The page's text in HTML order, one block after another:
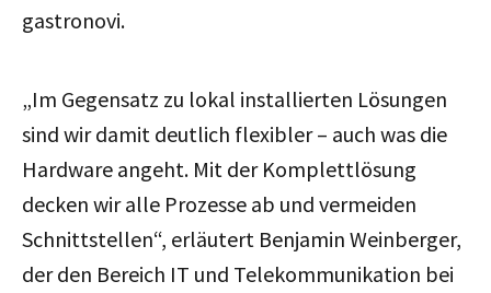
gastronovi.
„Im Gegensatz zu lokal installierten Lösungen
sind wir damit deutlich flexibler – auch was die
Hardware angeht. Mit der Komplettlösung
decken wir alle Prozesse ab und vermeiden
Schnittstellen“, erläutert Benjamin Weinberger,
der den Bereich IT und Telekommunikation bei